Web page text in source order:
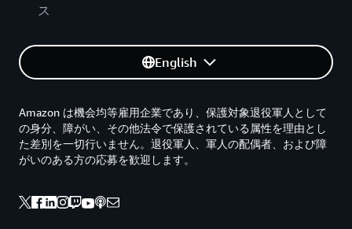
ス
English
Amazon は機会均等雇用企業であり、保護対象退役軍人として
の身分、障がい、その他法令で保護されている属性を理由とし
た差別を一切行いません。退役軍人、軍人の配偶者、および障
がいのある方の応募を歓迎します。